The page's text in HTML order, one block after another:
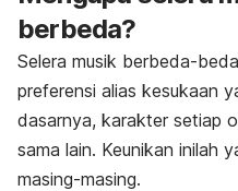
berbeda?
Selera musik berbeda-
preferensi alias kesukaan
dasarnya, karakter setiap
sama lain. Keunikan inilah
masing-masing.